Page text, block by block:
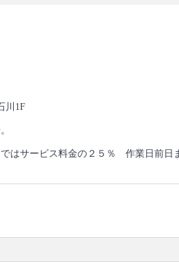
川1F
はサービス料金の２５％ 作業日前